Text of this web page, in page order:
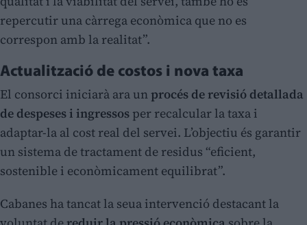
repercutir una càrrega econòmica que no es
correspon amb la realitat”.
Actualització de costos i nova taxa
El consorci iniciarà ara unprocés de revisió detallada
de despeses i ingressos per recalcular la taxa i
adaptar-la al cost real del servei. L’objectiu és garantir
un sistema de tractament de residus “eficient,
sostenible i econòmicament equilibrat”.
Cabanes ha tancat la seua intervenció destacant la